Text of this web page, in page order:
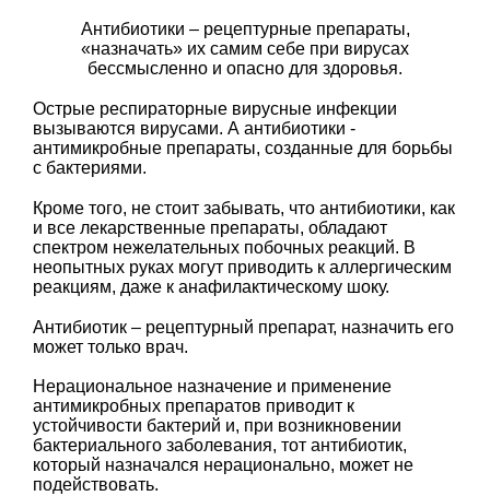
Антибиотики – рецептурные препараты,
«назначать» их самим себе при вирусах
бессмысленно и опасно для здоровья.
Острые респираторные вирусные инфекции
вызываются вирусами. А антибиотики -
антимикробные препараты, созданные для борьбы
с бактериями.
Кроме того, не стоит забывать, что антибиотики, как
и все лекарственные препараты, обладают
спектром нежелательных побочных реакций. В
неопытных руках могут приводить к аллергическим
реакциям, даже к анафилактическому шоку.
Антибиотик – рецептурный препарат, назначить его
может только врач.
Нерациональное назначение и применение
антимикробных препаратов приводит к
устойчивости бактерий и, при возникновении
бактериального заболевания, тот антибиотик,
который назначался нерационально, может не
подействовать.